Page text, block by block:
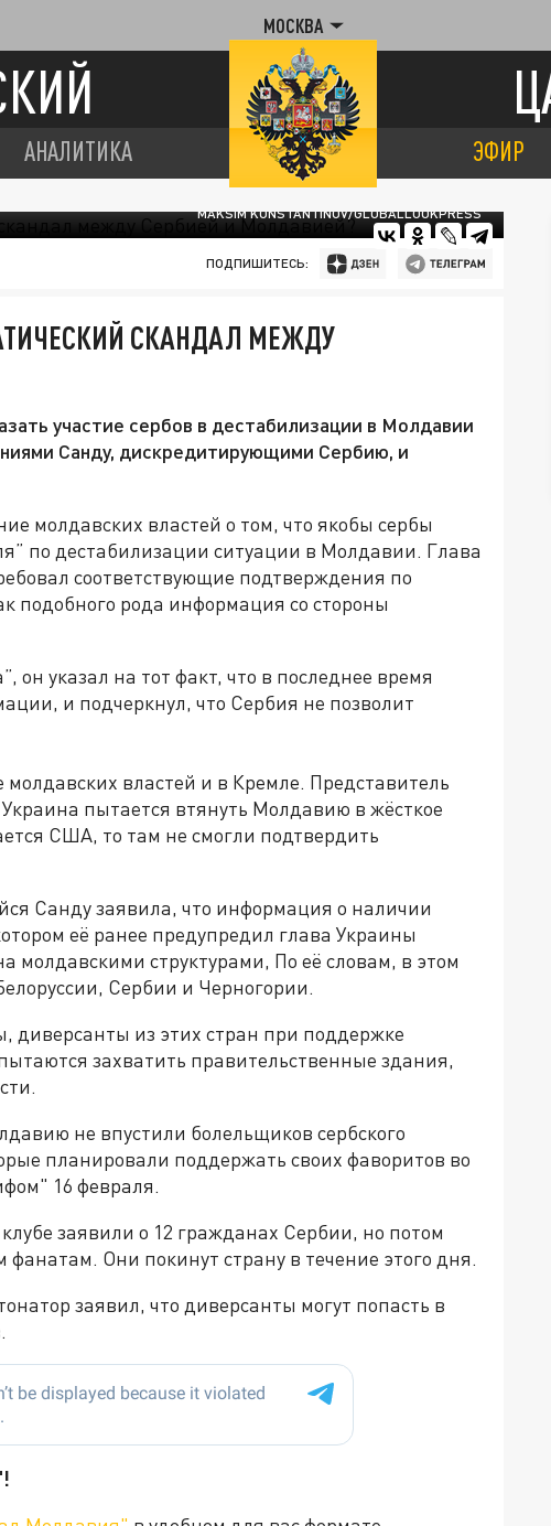
МОСКВА
АНАЛИТИКА ЭФИР
MAKSIM KONSTANTINOV/GLOBALLOOKPRESS
ПОДПИШИТЕСЬ:
СКАНДАЛ МЕЖДУ
участие сербов в дестабилизации в Молдавии
Санду, дискредитирующими Сербию, и
молдавских властей о том, что якобы сербы
по дестабилизации ситуации в Молдавии. Глава
соответствующие подтверждения по
подобного рода информация со стороны
он указал на тот факт, что в последнее время
и подчеркнул, что Сербия не позволит
властей и в Кремле. Представитель
пытается втянуть Молдавию в жёсткое
США, то там не смогли подтвердить
Санду заявила, что информация о наличии
её ранее предупредил глава Украины
молдавскими структурами, По её словам, в этом
Сербии и Черногории.
диверсанты из этих стран при поддержке
захватить правительственные здания,
не впустили болельщиков сербского
планировали поддержать своих фаворитов во
16 февраля.
заявили о 12 гражданах Сербии, но потом
фанатам. Они покинут страну в течение этого дня.
заявил, что диверсанты могут попасть в